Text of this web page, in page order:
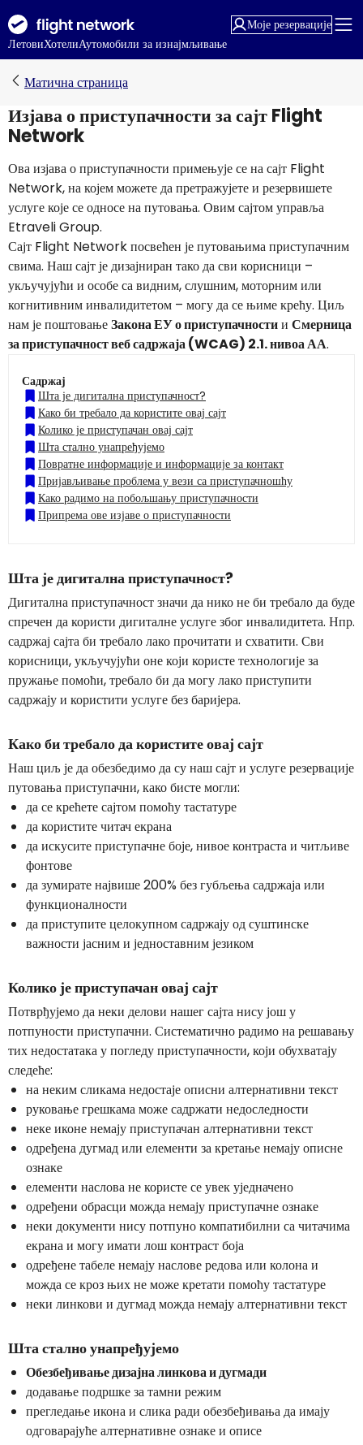
ЛетовиХотелиАутомобили за изнајмљивање
Моје резервације
Матична страница
Изјава о приступачности за сајт Flight
Network
Ова изјава о приступачности примењује се на сајт Flight
Network, на којем можете да претражујете и резервишете
услуге које се односе на путовања. Овим сајтом управља
Etraveli Group.
Сајт Flight Network посвећен је путовањима приступачним
свима. Наш сајт је дизајниран тако да сви корисници –
укључујући и особе са видним, слушним, моторним или
когнитивним инвалидитетом – могу да се њиме крећу. Циљ
нам је поштовањеЗакона ЕУ о приступачностии Смерница
за приступачност веб садржаја (WCAG) 2.1. нивоа АА.
Садржај
Шта је дигитална приступачност?
Како би требало да користите овај сајт
Колико је приступачан овај сајт
Шта стално унапређујемо
Повратне информације и информације за контакт
Пријављивање проблема у вези са приступачношћу
Како радимо на побољшању приступачности
Припрема ове изјаве о приступачности
Шта је дигитална приступачност?
Дигитална приступачност значи да нико не би требало да буде
спречен да користи дигиталне услуге због инвалидитета. Нпр.
садржај сајта би требало лако прочитати и схватити. Сви
корисници, укључујући оне који користе технологије за
пружање помоћи, требало би да могу лако приступити
садржају и користити услуге без баријера.
Како би требало да користите овај сајт
Наш циљ је да обезбедимо да су наш сајт и услуге резервације
путовања приступачни, како бисте могли:
да се крећете сајтом помоћу тастатуре
да користите читач екрана
да искусите приступачне боје, нивое контраста и читљиве
фонтове
да зумирате највише 200% без губљења садржаја или
функционалности
да приступите целокупном садржају од суштинске
важности јасним и једноставним језиком
Колико је приступачан овај сајт
Потврђујемо да неки делови нашег сајта нису још у
потпуности приступачни. Систематично радимо на решавању
тих недостатака у погледу приступачности, који обухватају
следеће:
на неким сликама недостаје описни алтернативни текст
руковање грешкама може садржати недоследности
неке иконе немају приступачан алтернативни текст
одређена дугмад или елементи за кретање немају описне
ознаке
елементи наслова не користе се увек уједначено
одређени обрасци можда немају приступачне ознаке
неки документи нису потпуно компатибилни са читачима
екрана и могу имати лош контраст боја
одређене табеле немају наслове редова или колона и
можда се кроз њих не може кретати помоћу тастатуре
неки линкови и дугмад можда немају алтернативни текст
Шта стално унапређујемо
Обезбеђивање дизајна линкова и дугмади
додавање подршке за тамни режим
прегледање икона и слика ради обезбеђивања да имају
одговарајуће алтернативне ознаке и описе